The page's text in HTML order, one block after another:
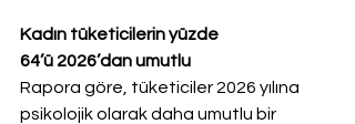
Kadın tüketicilerin yüzde
64’ü 2026’dan umutlu
Rapora göre, tüketiciler 2026 yılına
psikolojik olarak daha umutlu bir